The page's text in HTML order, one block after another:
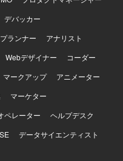
主体的に学ぶ意思があ
を持って向き合える方
関与し、金融レベルの
ーザーや資産を扱う大
雑な既存システムを踏
ックエンドエンジニア
やWeb3領域に本気で
ードやアーキテクトに
くプロジェクトやチー
デバッカー
プランナー
アナリスト
Webデザイナー
コーダー
マークアップ
アニメーター
マーケター
ペレーター
ヘルプデスク
データサイエンティスト